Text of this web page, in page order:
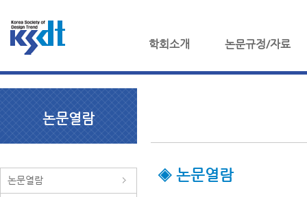
학회소개 논문규정/자료
논문열람
논문열람 ◈ 논문열람